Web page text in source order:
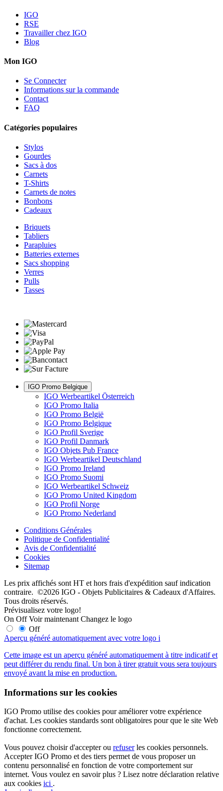
IGO
RSE
Travailler chez IGO
Blog
Mon IGO
Se Connecter
Informations sur la commande
Contact
FAQ
Catégories populaires
Stylos
Gourdes
Sacs à dos
Carnets
T-Shirts
Carnets de notes
Bonbons
Cadeaux
Briquets
Tabliers
Parapluies
Batteries externes
Sacs shopping
Verres
Pulls
Tasses
IGO Promo Belgique
IGO Werbeartikel Österreich
IGO Promo Italia
IGO Promo België
IGO Promo Belgique
IGO Profil Sverige
IGO Profil Danmark
IGO Objets Pub France
IGO Werbeartikel Deutschland
IGO Promo Ireland
IGO Promo Suomi
IGO Werbeartikel Schweiz
IGO Promo United Kingdom
IGO Profil Norge
IGO Promo Nederland
Conditions Générales
Politique de Confidentialité
Avis de Confidentialité
Cookies
Sitemap
Les prix affichés sont HT et hors frais d'expédition sauf indication
contraire. ©2026 IGO - Objets Publicitaires & Cadeaux d'Affaires.
Tous droits réservés.
Prévisualisez votre logo!
On Off Voir maintenant Changez le logo
Off
Aperçu généré automatiquement avec votre logo i
Cette image est un aperçu généré automatiquement à titre indicatif et
peut différer du rendu final. Un bon à tirer gratuit vous sera toujours
envoyé avant la mise en production.
Informations sur les cookies
IGO Promo utilise des cookies pour améliorer votre expérience
d'achat. Les cookies standards sont obligatoires pour que le site Web
fonctionne correctement.
Vous pouvez choisir d'accepter ou refuserles cookies personnels.
Accepter IGO Promo et des tiers permet de vous proposer un
contenu personnalisé en fonction de votre comportement sur
internet. Vous voulez en savoir plus ? Lisez notre déclaration relative
aux cookies ici .